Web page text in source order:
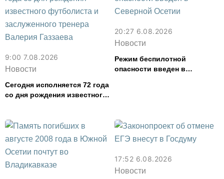
9:00 7.08.2026
Новости
Сегодня исполняется 72 года
со дня рождения известного
20:27 6.08.2026
Новости
Режим беспилотной
опасности введен в
17:52 6.08.2026
Новости